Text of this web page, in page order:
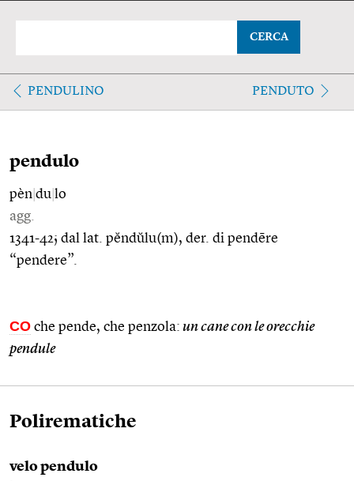
CERCA
PENDULINO PENDUTO
pendulo
pèn du lo
agg.
1341-42; dal lat. pĕndŭlu(m), der. di pendēre
“pendere”.
CO che pende, che penzola: un cane con le orecchie
pendule
Polirematiche
velo pendulo